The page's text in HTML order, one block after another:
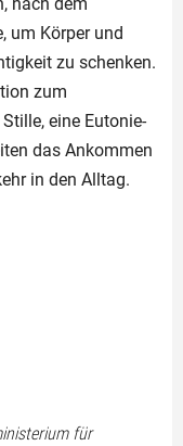
um Körper und
zu schenken.
zum
eine Eutonie-
das Ankommen
in den Alltag.
für